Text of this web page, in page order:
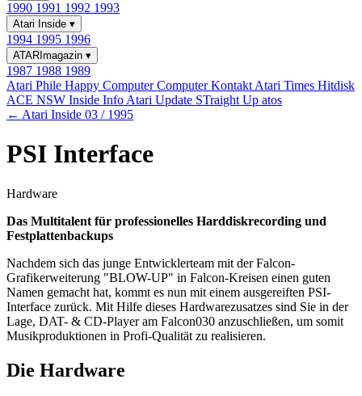
1990 1991 1992 1993
Atari Inside ▾
1994 1995 1996
ATARImagazin ▾
1987 1988 1989
Atari Phile Happy ComputerComputer Kontakt Atari Times Hitdisk
ACE NSW Inside Info Atari Update STraight Up atos
← Atari Inside 03 / 1995
PSI Interface
Hardware
Das Multitalent für professionelles Harddiskrecording und
Festplattenbackups
Nachdem sich das junge Entwicklerteam mit der Falcon-
Grafikerweiterung "BLOW-UP" in Falcon-Kreisen einen guten
Namen gemacht hat, kommt es nun mit einem ausgereiften PSI-
Interface zurück. Mit Hilfe dieses Hardwarezusatzes sind Sie in der
Lage, DAT- & CD-Player am Falcon030 anzuschließen, um somit
Musikproduktionen in Profi-Qualität zu realisieren.
Die Hardware